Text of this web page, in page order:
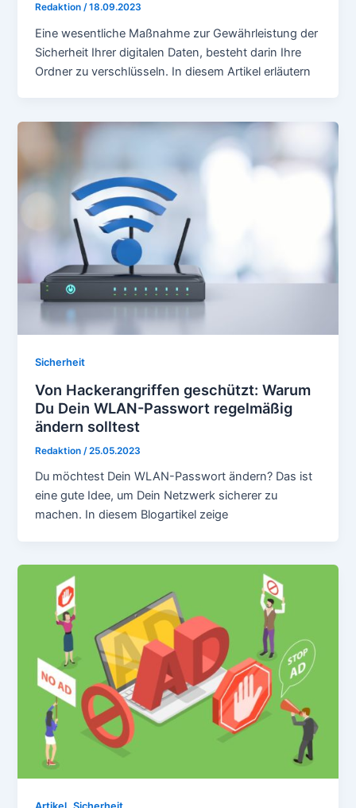
Redaktion /18.09.2023
Eine wesentliche Maßnahme zur Gewährleistung der
Sicherheit Ihrer digitalen Daten, besteht darin Ihre
Ordner zu verschlüsseln. In diesem Artikel erläutern
Sicherheit
Von Hackerangriffen geschützt: Warum
Du Dein WLAN-Passwort regelmäßig
ändern solltest
Redaktion /25.05.2023
Du möchtest Dein WLAN-Passwort ändern? Das ist
eine gute Idee, um Dein Netzwerk sicherer zu
machen. In diesem Blogartikel zeige